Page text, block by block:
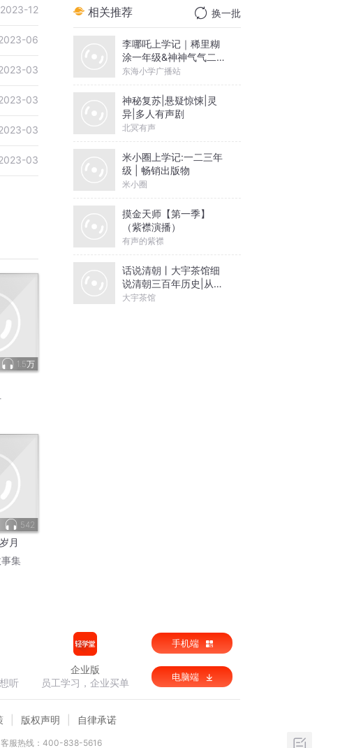
2023-12
06
03
03
03
03
1.5万
542
月
集
相关推荐 换一批
李哪吒上学记｜稀里糊
涂一年级&神神气气二年
级
东海小学广播站
神秘复苏|悬疑惊悚|灵
异|多人有声剧
北冥有声
米小圈上学记:一二三年
级 | 畅销出版物
米小圈
摸金天师【第一季】
（紫襟演播）
有声的紫襟
话说清朝丨大宇茶馆细
说清朝三百年历史|从努
尔哈赤到末代皇帝溥仪|
大宇茶馆
听
企业版
员工学习，企业买单
手机端
电脑端
版权声明 自律承诺
客服热线：400-838-5616